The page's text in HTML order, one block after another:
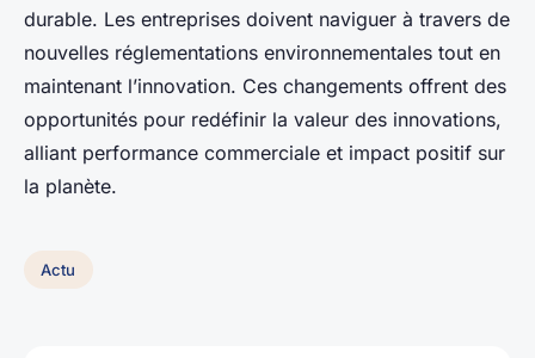
durable. Les entreprises doivent naviguer à travers de
nouvelles réglementations environnementales tout en
maintenant l’innovation. Ces changements offrent des
opportunités pour redéfinir la valeur des innovations,
alliant performance commerciale et impact positif sur
la planète.
Actu